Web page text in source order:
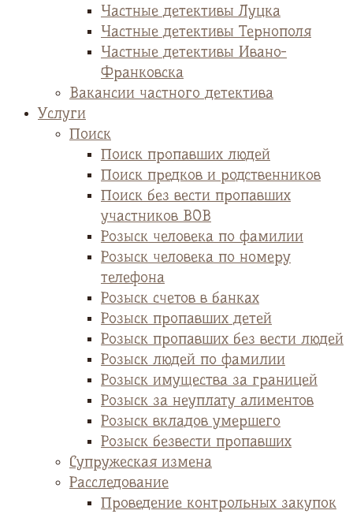
Частные детективы Луцка
Частные детективы Тернополя
Частные детективы Ивано-
Франковска
Вакансии частного детектива
Услуги
Поиск
Поиск пропавших людей
Поиск предков и родственников
Поиск без вести пропавших
участников ВОВ
Розыск человека по фамилии
Розыск человека по номеру
телефона
Розыск счетов в банках
Розыск пропавших детей
Розыск пропавших без вести людей
Розыск людей по фамилии
Розыск имущества за границей
Розыск за неуплату алиментов
Розыск вкладов умершего
Розыск безвести пропавших
Супружеская измена
Расследование
Проведение контрольных закупок